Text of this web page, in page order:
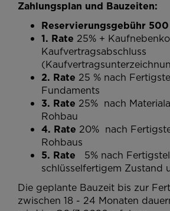
Zahlungsplan und Bauzeiten:
Reservierungsgebühr 500
1. Rate 25% +
Kaufvertragsabschluss
2. Rate 25 % nach
Fundaments
3. Rate 25% nach
Rohbau
4. Rate 20% nach
Rohbaus
5. Rate
5% nach
schlüsselfertigem Zustand
Die geplante Bauzeit bis zur
zwischen 18 - 24 Monaten